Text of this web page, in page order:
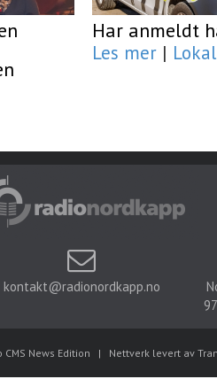
Har anmeldt
Les mer | Lokal
kontakt@radionordkapp.no
News Edition | Nettverk levert av